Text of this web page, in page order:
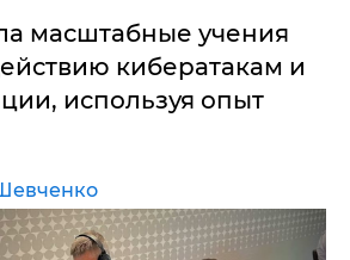
масштабные учения
кибератакам и
используя опыт